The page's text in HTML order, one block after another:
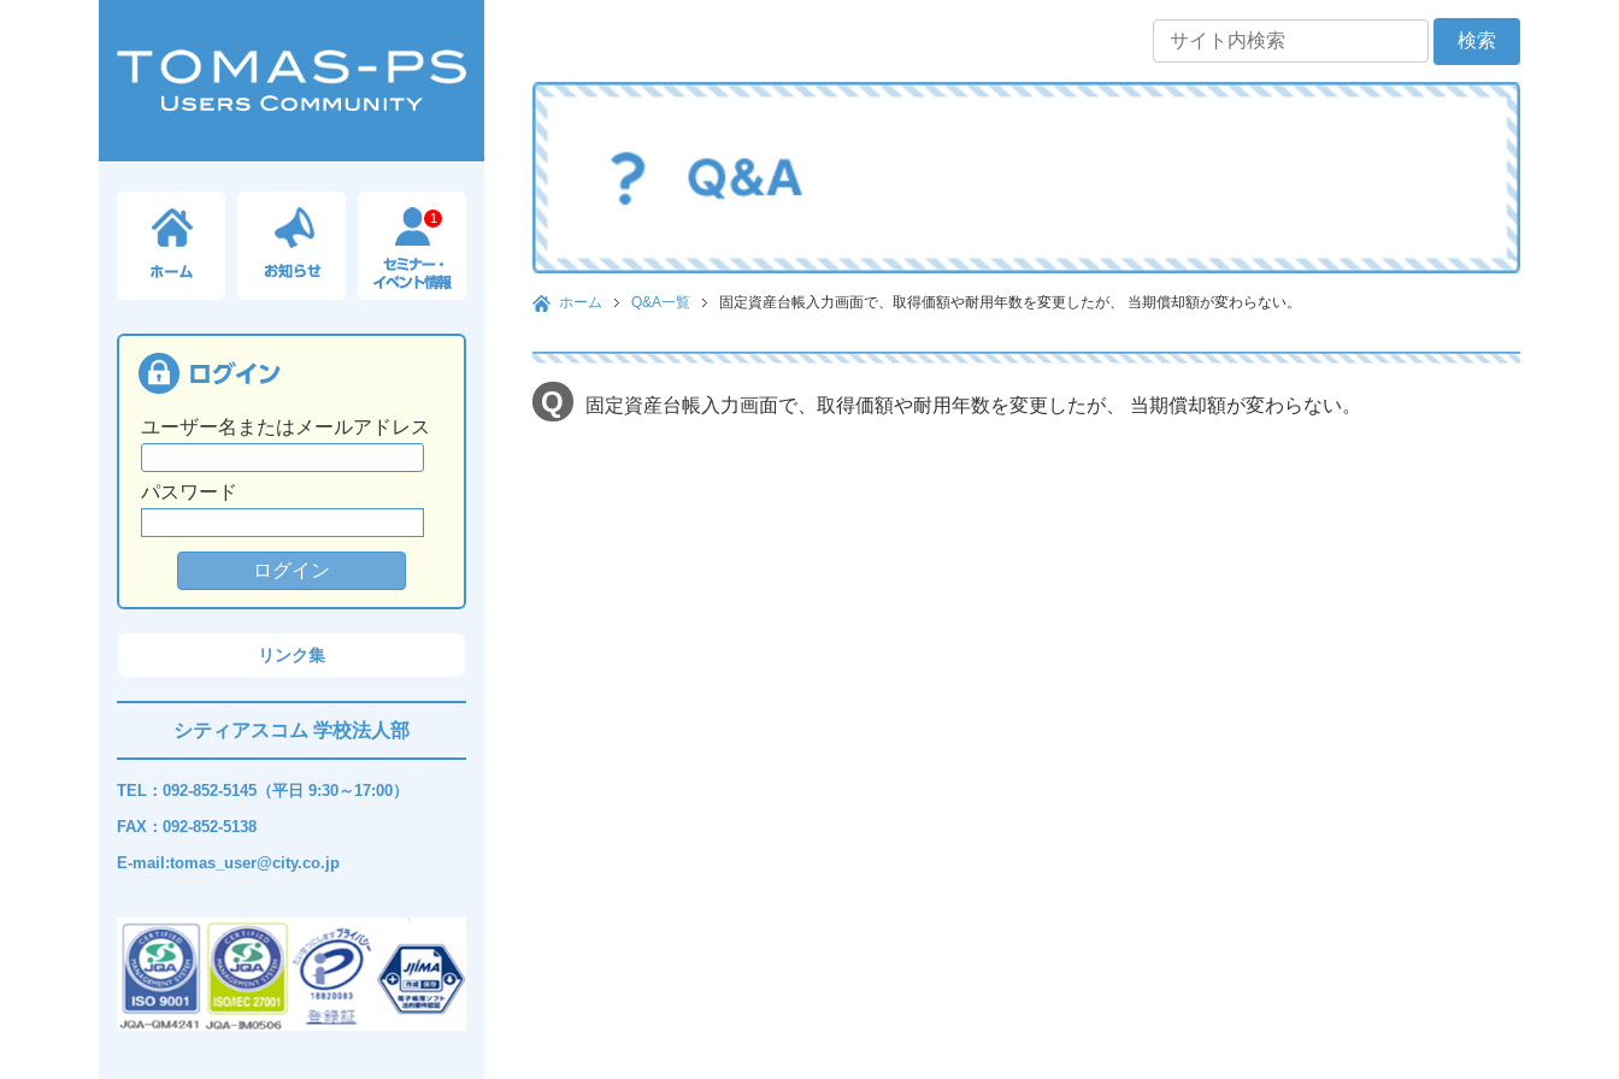
1
ユーザー名またはメールアドレス
パスワード
リンク集
シティアスコム 学校法人部
TEL：092-852-5145（平日 9:30～17:00）
FAX：092-852-5138
E-mail:tomas_user@city.co.jp
ホーム Q&A一覧 固定資産台帳入力画面で、取得価額や耐用年数を変更したが、 当期償却額が変わらない。
固定資産台帳入力画面で、取得価額や耐用年数を変更したが、 当期償却額が変わらない。